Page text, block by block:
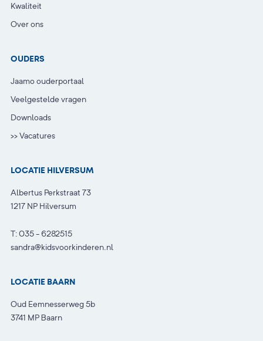
Kwaliteit
Over ons
OUDERS
Jaamo ouderportaal
Veelgestelde vragen
Downloads
>> Vacatures
LOCATIE HILVERSUM
Albertus Perkstraat 73
1217 NP Hilversum
T:035 - 6282515
sandra@kidsvoorkinderen.nl
LOCATIE BAARN
Oud Eemnesserweg 5b
3741 MP Baarn